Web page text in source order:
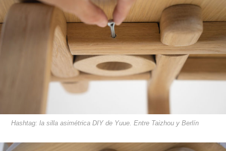
Hashtag: la silla asimétrica DIY de Yuue. Entre Taizhou y Berlín